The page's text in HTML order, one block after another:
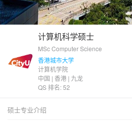
计算机科学硕士
MSc Computer Science
香港城市大学
计算机学院
中国 | 香港 | 九龙
QS 排名: 52
硕士专业介绍